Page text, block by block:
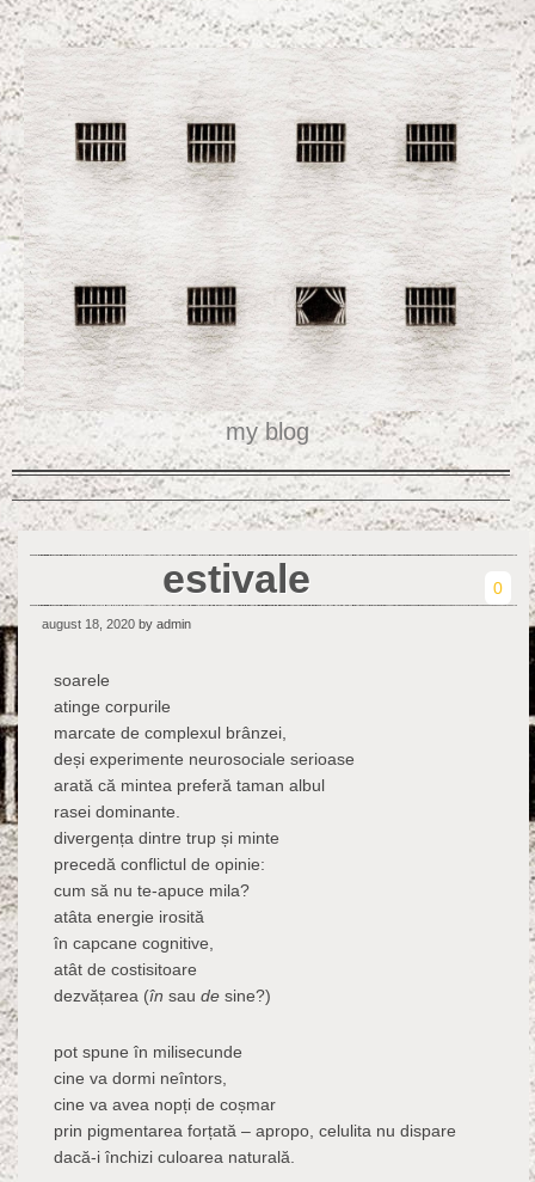
my blog
estivale 0
august 18, 2020 by admin
soarele
atinge corpurile
marcate de complexul brânzei,
deși experimente neurosociale serioase
arată că mintea preferă taman albul
rasei dominante.
divergența dintre trup și minte
precedă conflictul de opinie:
cum să nu te-apuce mila?
atâta energie irosită
în capcane cognitive,
atât de costisitoare
dezvățarea (în sau de sine?)
pot spune în milisecunde
cine va dormi neîntors,
cine va avea nopți de coșmar
prin pigmentarea forțată – apropo, celulita nu dispare
dacă-i închizi culoarea naturală.